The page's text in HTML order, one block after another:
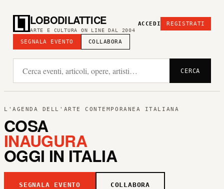
LOBODILATTICE
ARTE E CULTURA ON LINE DAL 2004
SEGNALA EVENTO COLLABORA
ACCEDI REGISTRATI
CERCA
L'AGENDA DELL'ARTE CONTEMPORANEA ITALIANA
COSA
INAUGURA
OGGI IN ITALIA
SEGNALA EVENTO COLLABORA